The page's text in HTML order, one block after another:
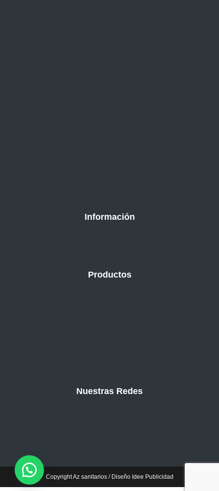
Información
Productos
Nuestras Redes
Copyright Az sanitarios / Diseño Idee Publicidad